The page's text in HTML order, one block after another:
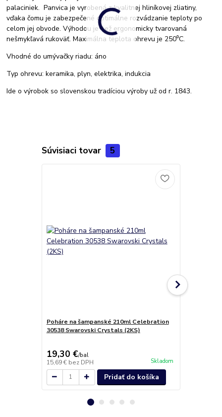
palaciniek. Panvica je vyrobená z kvalitnej hliníkovej zliatiny,
vďaka čomu je zabezpečené optimálne rozvádzanie teploty po
celom jej obvode. Výhodou je tiež ergonomicky tvarovaná
nešmykľavá rukoväť. Maximálna teplota ohrevu je 250⁰C.
Vhodné do umývačky riadu: áno
Typ ohrevu: keramika, plyn, elektrika, indukcia
Ide o výrobok so slovenskou tradíciou výroby už od r. 1843.
Súvisiaci tovar 5
Poháre na šampanské 210ml Celebration
30538 Swarovski Crystals (2KS)
19,30 €/bal
15,69 € bez DPH Skladom
Pridať do košíka